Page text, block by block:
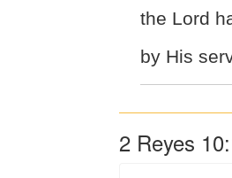
the Lord
by His
2 Reyes